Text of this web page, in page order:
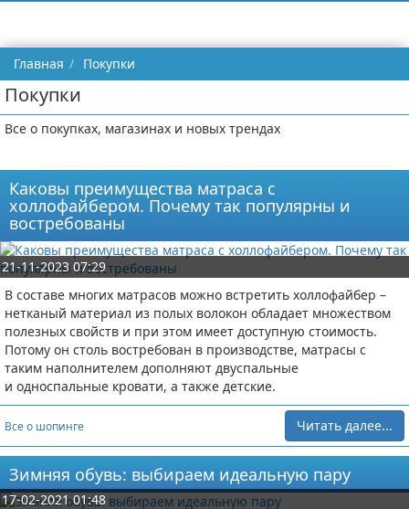
Главная Покупки
Покупки
Все о покупках, магазинах и новых трендах
Каковы преимущества матраса с
холлофайбером. Почему так популярны и
востребованы
21-11-2023 07:29
В составе многих матрасов можно встретить холлофайбер –
нетканый материал из полых волокон обладает множеством
полезных свойств и при этом имеет доступную стоимость.
Потому он столь востребован в производстве, матрасы с
таким наполнителем дополняют двуспальные
и односпальные кровати, а также детские.
Все о шопинге Читать далее...
Зимняя обувь: выбираем идеальную пару
17-02-2021 01:48